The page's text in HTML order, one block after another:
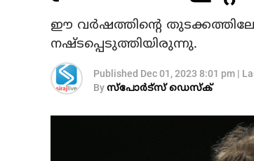
ഈ വര്‍ഷത്തിന്റെ
നഷ്ടപ്പെടുത്തിയിരുന്നു.
Published Dec 01, 2023 8:01 pm |
Byസ്‌പോര്‍ട്‌സ് ഡെസ്‌ക്‌